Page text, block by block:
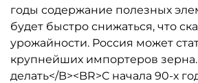
годы содержание полезных
будет быстро снижаться, что
урожайности. Россия может
крупнейших импортеров зерна.
делать</B><BR>С начала 90-х